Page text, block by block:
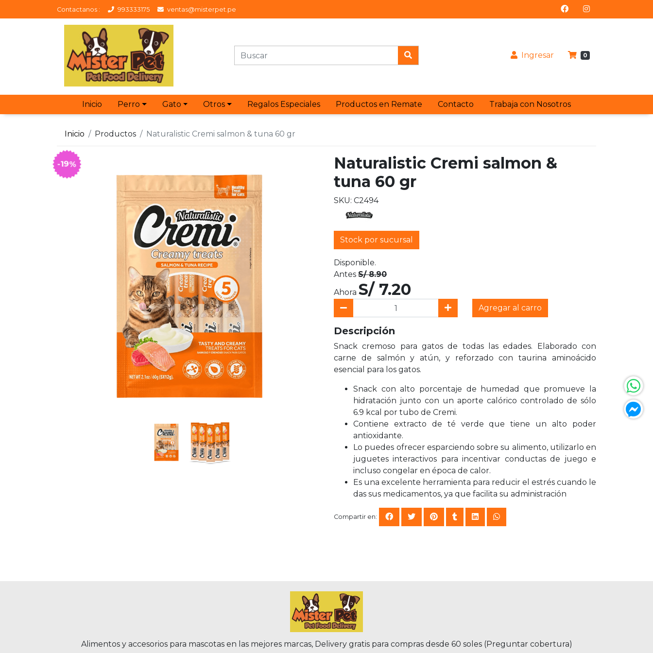
Contactanos : 993333175 ventas@misterpet.pe
Ingresar 0
Inicio Perro Gato Otros Regalos Especiales Productos en Remate Contacto Trabaja con Nosotros
Inicio Productos Naturalistic Cremi salmon & tuna 60 gr
-19%
Naturalistic Cremi salmon &
tuna 60 gr
SKU: C2494
Stock por sucursal
Disponible.
Antes S/ 8.90
Ahora S/ 7.20
Agregar al carro
Descripción
Snack cremoso para gatos de todas las edades. Elaborado con
carne de salmón y atún, y reforzado con taurina aminoácido
esencial para los gatos.
Snack con alto porcentaje de humedad que promueve la
hidratación junto con un aporte calórico controlado de sólo
6.9 kcal por tubo de Cremi.
Contiene extracto de té verde que tiene un alto poder
antioxidante.
Lo puedes ofrecer esparciendo sobre su alimento, utilizarlo en
juguetes interactivos para incentivar conductas de juego e
incluso congelar en época de calor.
Es una excelente herramienta para reducir el estrés cuando le
das sus medicamentos, ya que facilita su administración
Compartir en:
Alimentos y accesorios para mascotas en las mejores marcas, Delivery gratis para compras desde 60 soles (Preguntar cobertura)